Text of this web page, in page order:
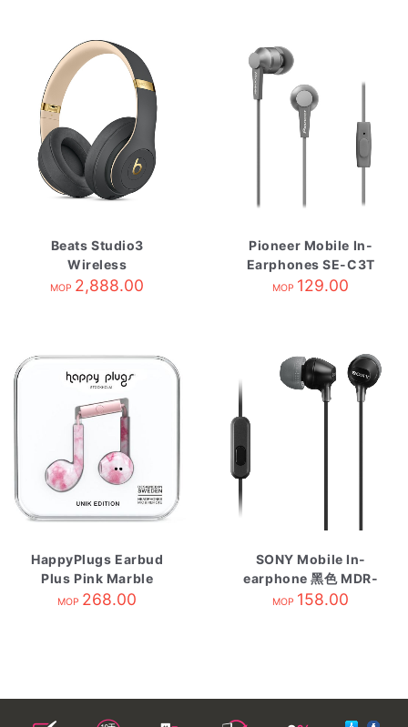
Beats Studio3
Wireless
Headphones Shadow
MOP 2,888.00
Pioneer Mobile In-
Earphones SE-C3T
Gray
MOP 129.00
HappyPlugs Earbud
Plus Pink Marble
MOP 268.00
SONY Mobile In-
earphone 黑色 MDR-
EX15AP/BC
MOP 158.00